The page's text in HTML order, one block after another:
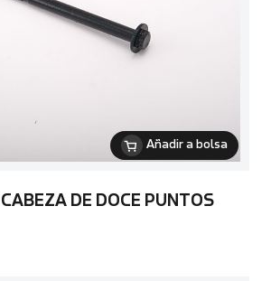
Añadir a bolsa
CABEZA DE DOCE PUNTOS